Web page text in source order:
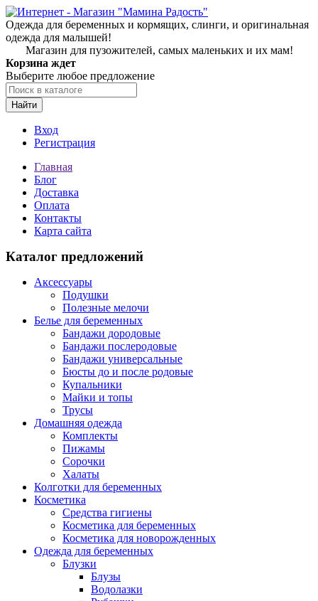
Одежда для беременных и кормящих, слинги, и оригинальная
одежда для малышей!
Магазин для пузожителей, самых маленьких и их мам!
Корзина ждет
Выберите любое предложение
Найти
Вход
Регистрация
Главная
Блог
Доставка
Оплата
Контакты
Карта сайта
Каталог предложений
Аксессуары
Подушки
Полезные мелочи
Белье для беременных
Бандажи дородовые
Бандажи послеродовые
Бандажи универсальные
Бюсты до и после родовые
Купальники
Майки и топы
Трусы
Домашняя одежда
Комплекты
Пижамы
Сорочки
Халаты
Колготки для беременных
Косметика
Cредства гигиены
Косметика для беременных
Косметика для новорожденных
Одежда для беременных
Блузки
Блузы
Водолазки